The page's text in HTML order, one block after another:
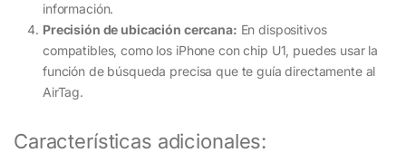
información.
Precisión de ubicación cercana: En dispositivos
compatibles, como los iPhone con chip U1, puedes usar la
función de búsqueda precisa que te guía directamente al
AirTag.
Características adicionales: